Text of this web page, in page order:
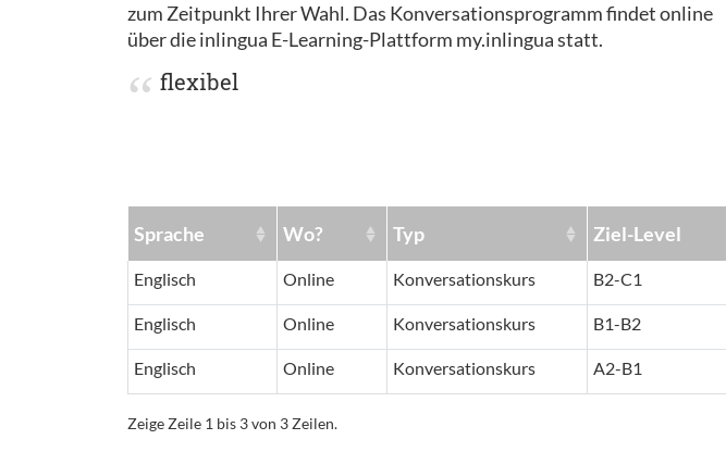
zum Zeitpunkt Ihrer Wahl. Das Konversationsprogramm findet online
über die inlingua E-Learning-Plattform my.inlingua statt.
flexibel
Sprache Wo? Typ Ziel-Level
Englisch Online Konversationskurs B2-C1
Englisch Online Konversationskurs B1-B2
Englisch Online Konversationskurs A2-B1
Zeige Zeile 1 bis 3 von 3 Zeilen.